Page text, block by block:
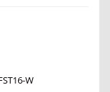
W